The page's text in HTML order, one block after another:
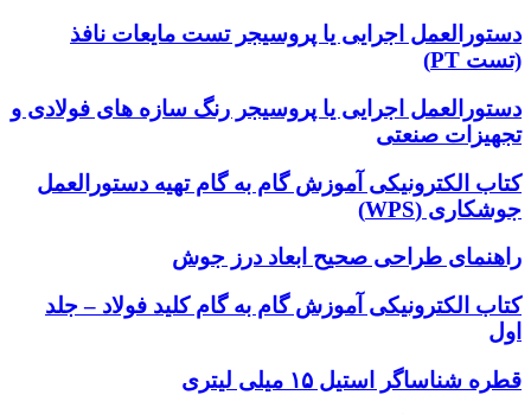
دستورالعمل اجرایی یا پروسیجر تست مایعات نافذ
(تست PT)
دستورالعمل اجرایی یا پروسیجر رنگ سازه های فولادی و
تجهیزات صنعتی
کتاب الکترونیکی آموزش گام به گام تهیه دستورالعمل
جوشکاری (WPS)
راهنمای طراحی صحیح ابعاد درز جوش
کتاب الکترونیکی آموزش گام به گام کلید فولاد – جلد
اول
قطره شناساگر استیل ۱۵ میلی لیتری